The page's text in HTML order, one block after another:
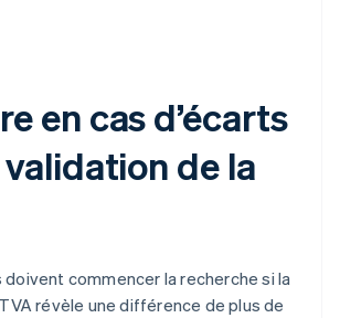
en cas d’écarts
de la
commencer la recherche si la
révèle une différence de plus de